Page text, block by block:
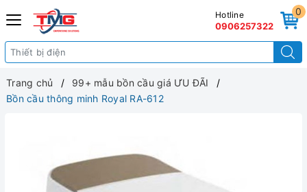
0
Hotline
0906257322
Trang chủ
99+ mẫu bồn cầu giá ƯU ĐÃI
Bồn cầu thông minh Royal RA-612